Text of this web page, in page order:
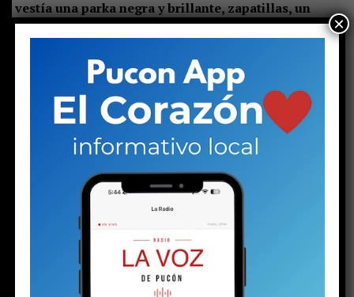
vestía una parka negra y brillante, zapatillas, un
buzo gris y llevaba el pelo con corte degradado.Su
inocencia que todavía le queda.
La magistrada preguntó por un adulto responsable. Solo
estaba la mujer mayor, quien se presentó como la
madre, junto a las otras dos mujeres. Ella se sentó al
lado del adolescente, pero pronto aclaró que no
vivía con él y que el joven residía con el padre. Sin
embargo, este aún no llegaba al tribunal.
correspondió responder las preguntas de rigor:
domicilio y correo electrónico para ser notificada de las
actuaciones judiciales que, desde ese momento, el
adolescente deberá enfrentar.
×